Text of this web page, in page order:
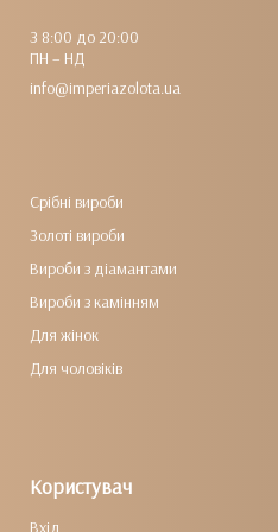
З 8:00 до 20:00
ПН – НД
info@imperiazolota.ua
Срібні вироби
Золоті вироби
Вироби з діамантами
Вироби з камінням
Для жінок
Для чоловіків
Користувач
Вхід